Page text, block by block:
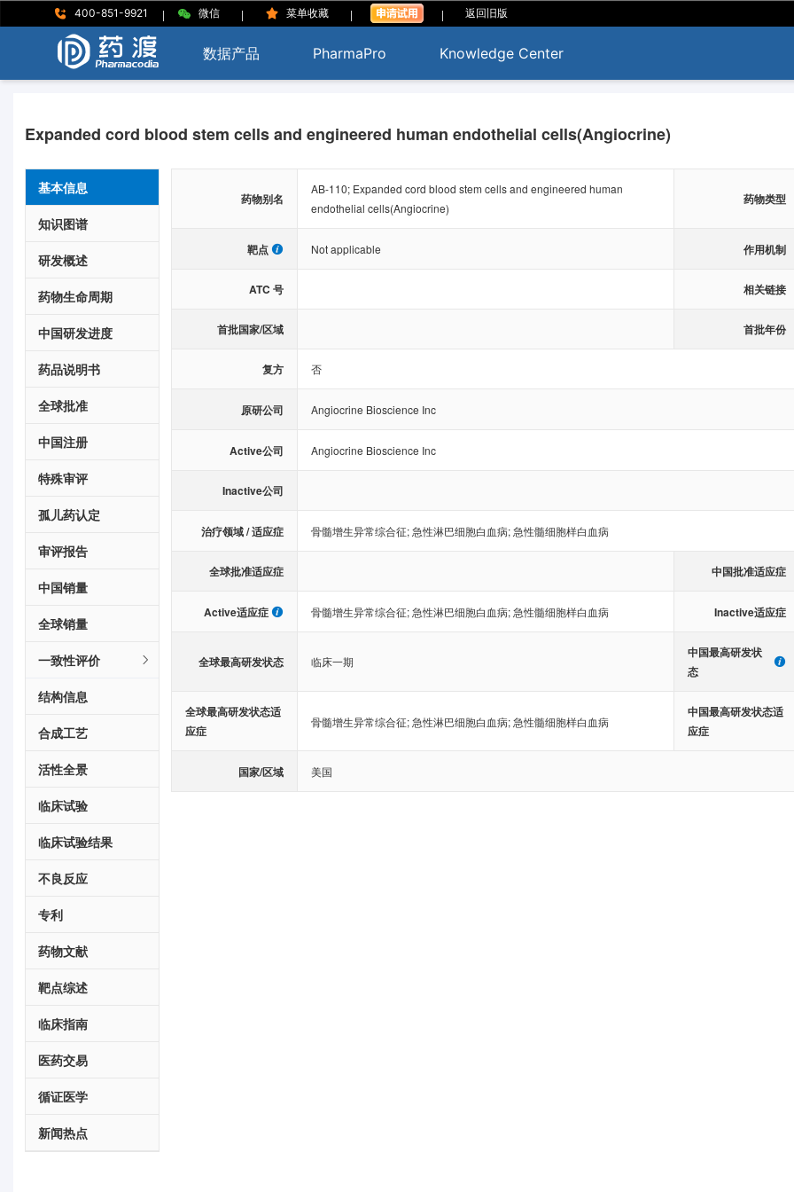
400-851-9921 | 微信 | 菜单收藏 | | 返回旧版
数据产品 PharmaPro Knowledge Center
Expanded cord blood stem cells and engineered human endothelial cells(Angiocrine)
基本信息
知识图谱
研发概述
药物生命周期
中国研发进度
药品说明书
全球批准
中国注册
特殊审评
孤儿药认定
审评报告
中国销量
全球销量
一致性评价
结构信息
合成工艺
活性全景
临床试验
临床试验结果
不良反应
专利
药物文献
靶点综述
临床指南
医药交易
循证医学
新闻热点
药物别名
AB-110; Expanded cord blood stem cells and engineered human
endothelial cells(Angiocrine)
药物类型
靶点 Not applicable 作用机制
ATC 号 相关链接
首批国家/区域 首批年份
复方 否
原研公司 Angiocrine Bioscience Inc
Active公司 Angiocrine Bioscience Inc
Inactive公司
治疗领域 / 适应症 骨髓增生异常综合征;急性淋巴细胞白血病;急性髓细胞样白血病
全球批准适应症 中国批准适应症
Active适应症 骨髓增生异常综合征;急性淋巴细胞白血病;急性髓细胞样白血病 Inactive适应症
全球最高研发状态 临床一期
中国最高研发状
态
全球最高研发状态适
应症
骨髓增生异常综合征;急性淋巴细胞白血病;急性髓细胞样白血病
中国最高研发状态适
应症
国家/区域 美国